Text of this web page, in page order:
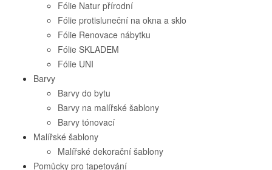
Fólie Natur přírodní
Fólie protisluneční na okna a sklo
Fólie Renovace nábytku
Fólie SKLADEM
Fólie UNI
Barvy
Barvy do bytu
Barvy na malířské šablony
Barvy tónovací
Malířské šablony
Malířské dekorační šablony
Pomůcky pro tapetování